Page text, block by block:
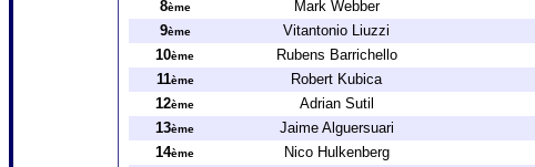
8ème Mark Webber
9ème Vitantonio Liuzzi
10ème Rubens Barrichello
11ème Robert Kubica
12ème Adrian Sutil
13ème Jaime Alguersuari
14ème Nico Hulkenberg